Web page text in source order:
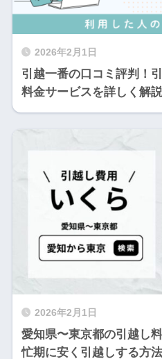
2026年2月1日
引越一番の口コミ評判！
料金サービスを詳しく解説
2026年2月1日
愛知県〜東京都の引越し
忙期に安く引越しする方法